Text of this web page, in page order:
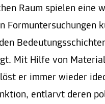
Raum spielen eine
Formuntersuchungen
Mit Hilfe von
er immer wieder
entlarvt deren